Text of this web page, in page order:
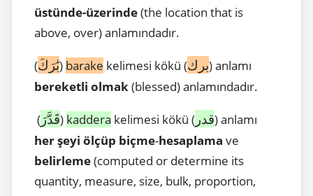
üstünde-üzerinde(the location that is
above, over) anlamındadır.
(بَٰرَكَ) barake kelimesi kökü (برك) anlamı
bereketli olmak(blessed) anlamındadır.
(قَدَّرَ) kaddera kelimesi kökü ( قدر) anlamı
her şeyi ölçüp biçme-hesaplama ve
belirleme(computed or determine its
quantity, measure, size, bulk, proportion,